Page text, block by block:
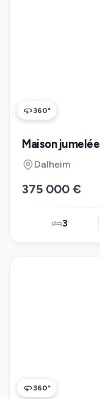
360°
Maison jumelée
Dalheim
375 000 €
3
360°